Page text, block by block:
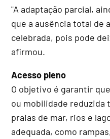
"A adaptação parcial,
que a ausência total de
celebrada, pois pode
afirmou.
Acesso pleno
O objetivo é garantir
ou mobilidade reduzida
praias de mar, rios e
adequada, como